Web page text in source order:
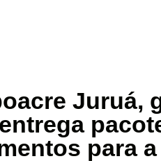
Juruá,
para